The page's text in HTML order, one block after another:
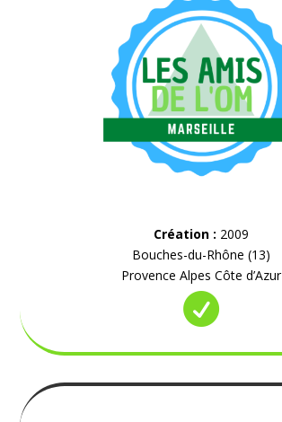
Création : 2009
Bouches-du-Rhône (13)
Provence Alpes Côte d’Azur
